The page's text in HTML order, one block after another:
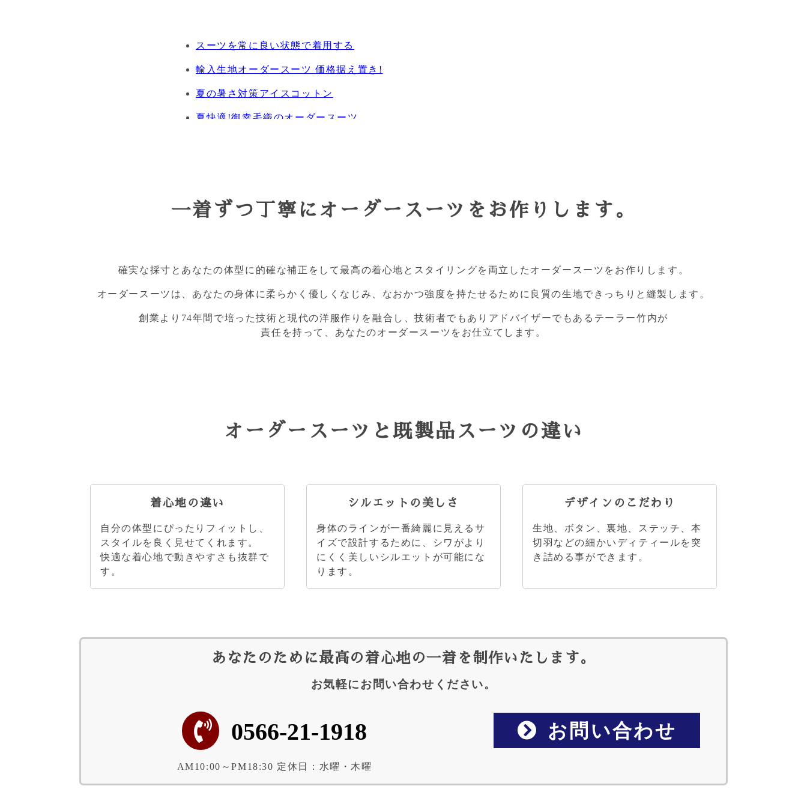
スーツを常に良い状態で着用する
輸入生地オーダースーツ 価格据え置き!
夏の暑さ対策アイスコットン
夏快適!御幸毛織のオーダースーツ
成人式オーダースーツ今ならダブルでお得!
一着ずつ丁寧にオーダースーツをお作りします。
確実な採寸とあなたの体型に的確な補正をして最高の着心地とスタイリングを両立したオーダースーツをお作りします。
オーダースーツは、あなたの身体に柔らかく優しくなじみ、なおかつ強度を持たせるために良質の生地できっちりと縫製します。
創業より74年間で培った技術と現代の洋服作りを融合し、技術者でもありアドバイザーでもあるテーラー竹内が
責任を持って、あなたのオーダースーツをお仕立てします。
オーダースーツと既製品スーツの違い
着心地の違い
自分の体型にぴったりフィットし、
スタイルを良く見せてくれます。
快適な着心地で動きやすさも抜群で
す。
シルエットの美しさ
身体のラインが一番綺麗に見えるサ
イズで設計するために、シワがより
にくく美しいシルエットが可能にな
ります。
デザインのこだわり
生地、ボタン、裏地、ステッチ、本
切羽などの細かいディティールを突
き詰める事ができます。
あなたのために最高の着心地の一着を制作いたします。
お気軽にお問い合わせください。
0566-21-1918
AM10:00～PM18:30 定休日：水曜・木曜
お問い合わせ